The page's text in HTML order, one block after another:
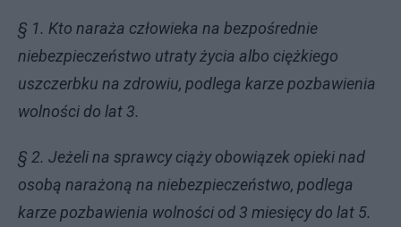
§ 1. Kto naraża człowieka na bezpośrednie
niebezpieczeństwo utraty życia albo ciężkiego
uszczerbku na zdrowiu, podlega karze pozbawienia
wolności do lat 3.
§ 2. Jeżeli na sprawcy ciąży obowiązek opieki nad
osobą narażoną na niebezpieczeństwo, podlega
karze pozbawienia wolności od 3 miesięcy do lat 5.